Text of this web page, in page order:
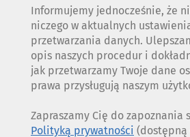
Informujemy jednocześnie, że
niczego w aktualnych
przetwarzania danych.
opis naszych procedur i
jak przetwarzamy Twoje dane
prawa przysługują naszym
Zapraszamy Cię do zapoznania
Polityką prywatności (dostępną